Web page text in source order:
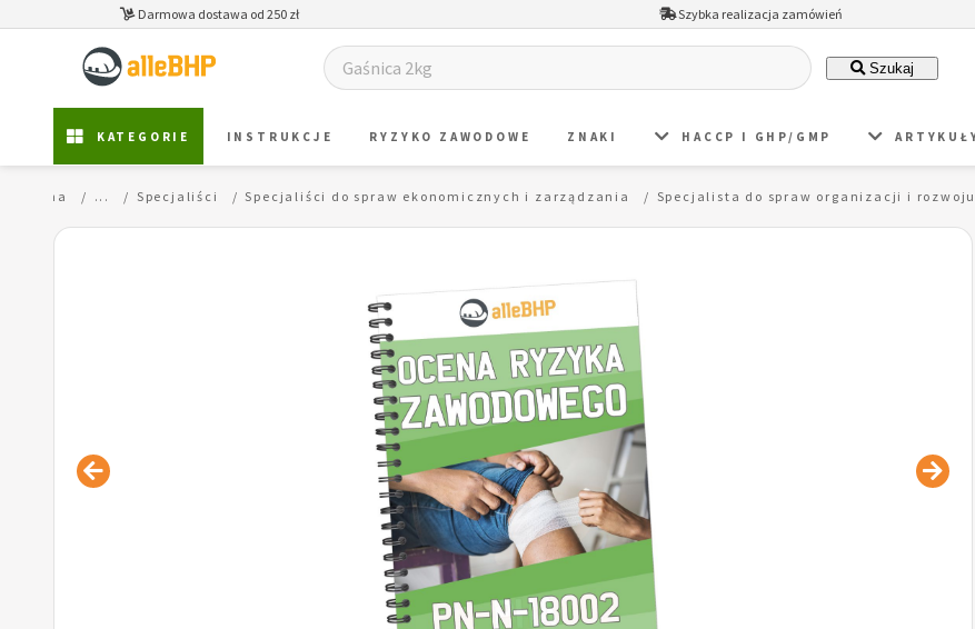
Darmowa dostawa od 250 zł Szybka realizacja zamówień
Szukaj
KATEGORIE INSTRUKCJE RYZYKO ZAWODOWE ZNAKI HACCP I GHP/GMP
główna ... Specjaliści Specjaliści do spraw ekonomicznych i zarządzania Specjalista do spraw organizacji i